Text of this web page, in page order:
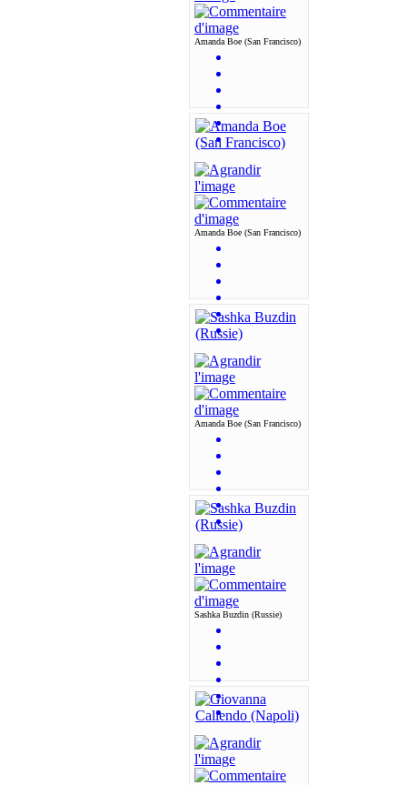
Amanda Boe (San Francisco)
Amanda Boe (San Francisco)
Amanda Boe (San Francisco)
Sashka Buzdin (Russie)